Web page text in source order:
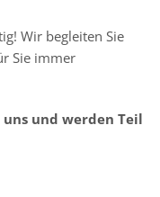
Wir begleiten Sie
Sie immer
und werden Teil